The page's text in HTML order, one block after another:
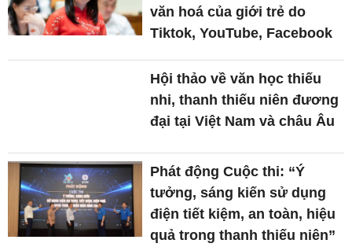
văn hoá của giới trẻ do
Tiktok, YouTube, Facebook
Hội thảo về văn học thiếu
nhi, thanh thiếu niên đương
đại tại Việt Nam và châu Âu
Phát động Cuộc thi: “Ý
tưởng, sáng kiến sử dụng
điện tiết kiệm, an toàn, hiệu
quả trong thanh thiếu niên”